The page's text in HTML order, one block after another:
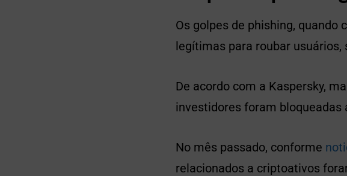
Os golpes de phishing,
legítimas para roubar usuários,
De acordo com a Kaspersky,
investidores foram bloqueadas
No mês passado, conforme
relacionados a criptoativos